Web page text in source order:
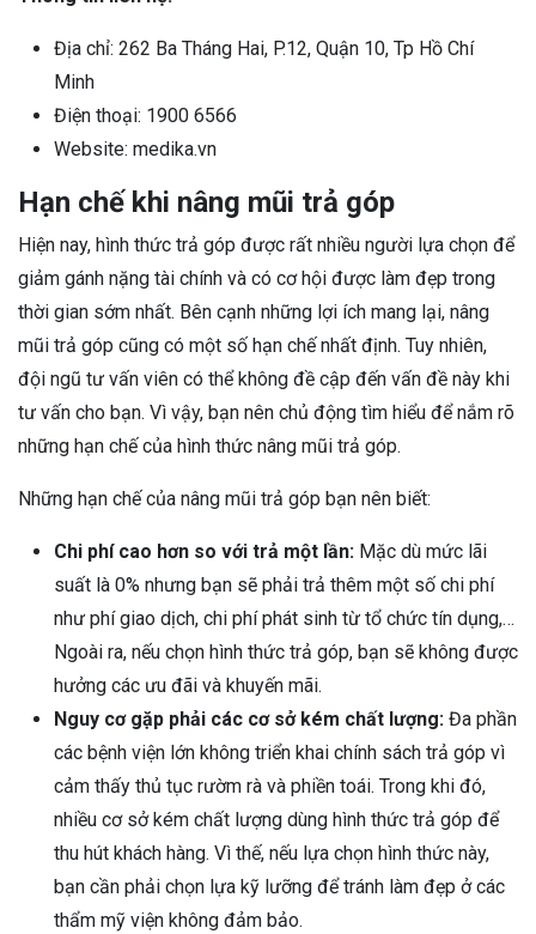
Địa chỉ: 262 Ba Tháng Hai, P.12, Quận 10, Tp Hồ Chí
Minh
Điện thoại: 1900 6566
Website: medika.vn
Hạn chế khi nâng mũi trả góp
Hiện nay, hình thức trả góp được rất nhiều người lựa chọn để
giảm gánh nặng tài chính và có cơ hội được làm đẹp trong
thời gian sớm nhất. Bên cạnh những lợi ích mang lại, nâng
mũi trả góp cũng có một số hạn chế nhất định. Tuy nhiên,
đội ngũ tư vấn viên có thể không đề cập đến vấn đề này khi
tư vấn cho bạn. Vì vậy, bạn nên chủ động tìm hiểu để nắm rõ
những hạn chế của hình thức nâng mũi trả góp.
Những hạn chế của nâng mũi trả góp bạn nên biết:
Chi phí cao hơn so với trả một lần: Mặc dù mức lãi
suất là 0% nhưng bạn sẽ phải trả thêm một số chi phí
như phí giao dịch, chi phí phát sinh từ tổ chức tín dụng,…
Ngoài ra, nếu chọn hình thức trả góp, bạn sẽ không được
hưởng các ưu đãi và khuyến mãi.
Nguy cơ gặp phải các cơ sở kém chất lượng: Đa phần
các bệnh viện lớn không triển khai chính sách trả góp vì
cảm thấy thủ tục rườm rà và phiền toái. Trong khi đó,
nhiều cơ sở kém chất lượng dùng hình thức trả góp để
thu hút khách hàng. Vì thế, nếu lựa chọn hình thức này,
bạn cần phải chọn lựa kỹ lưỡng để tránh làm đẹp ở các
thẩm mỹ viện không đảm bảo.